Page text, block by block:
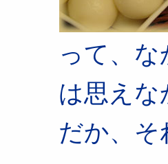
って、
は思え
だか、そ